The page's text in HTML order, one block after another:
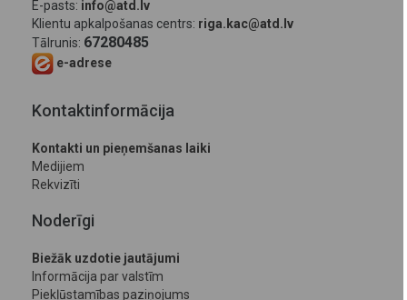
E-pasts: info@atd.lv
Klientu apkalpošanas centrs: riga.kac@atd.lv
Tālrunis: 67280485
e-adrese
Kontaktinformācija
Kontakti un pieņemšanas laiki
Medijiem
Rekvizīti
Noderīgi
Biežāk uzdotie jautājumi
Informācija par valstīm
Piekļūstamības paziņojums